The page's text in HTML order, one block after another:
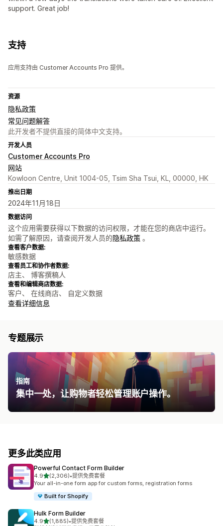
support. Great job!
支持
应用支持由 Customer Accounts Pro 提供。
资源
隐私政策
常见问题解答
此开发者不提供直接的简体中文支持。
开发人员
Customer Accounts Pro
网站
Kowloon Centre, Unit 1004-05, Tsim Sha Tsui, KL, 00000, HK
推出日期
2024年11月18日
数据访问
这个应用需要获得以下数据的访问权限，才能在您的商店中运行。
如需了解原因，请查阅开发人员的隐私政策 。
查看客户数据:
敏感数据
查看员工和协作者数据:
店主、 博客撰稿人
查看和编辑商店数据:
客户、 在线商店、 自定义数据
查看详细信息
专题展示
指南
集中一处，让购物者轻松管理账户操作。
更多此类应用
Powerful Contact Form Builder
4.9星（满分 5 星）
(2,306)
总共 2306 条评论
•提供免费套餐
Your all-in-one form app for custom forms, registration forms
Built for Shopify
Hulk Form Builder
4.9星（满分 5 星）
(1,885)
总共 1885 条评论
•提供免费套餐